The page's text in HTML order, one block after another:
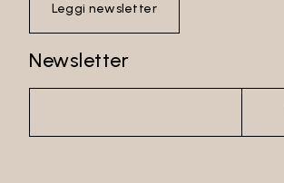
Leggi newsletter
Newsletter